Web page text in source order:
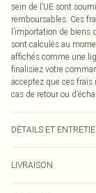
sein de l’UE sont
remboursables. Ces
l’importation de biens
sont calculés au
affichés comme une
finalisiez votre
acceptez que ces frais
cas de retour ou
DÉTAILS ET
déteindre.
LIVRAISON